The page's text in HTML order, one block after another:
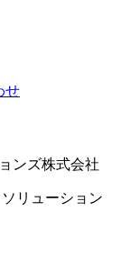
せ
ンズ株式会社
リューション